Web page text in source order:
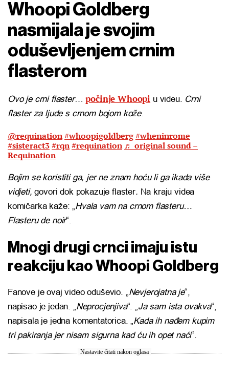
Whoopi Goldberg
nasmijala je svojim
oduševljenjem crnim
flasterom
Ovo je crni flaster…počinje Whoopi u videu. Crni
flaster za ljude s crnom bojom kože.
@requination#whoopigoldberg#wheninrome
#sisteract3#rqn#requination ♬ original sound –
Requination
Bojim se koristiti ga, jer ne znam hoću li ga ikada više
vidjeti,govori dok pokazuje flaster. Na kraju videa
komičarka kaže: „Hvala vam na crnom flasteru…
Flasteru de noir“.
Mnogi drugi crnci imaju istu
reakciju kao Whoopi Goldberg
Fanove je ovaj video oduševio. „Nevjerojatna je“,
napisao je jedan. „Neprocjenjiva“. „Ja sam ista ovakva“,
napisala je jedna komentatorica. „Kada ih nađem kupim
tri pakiranja jer nisam sigurna kad ću ih opet naći“.
Nastavite čitati nakon oglasa